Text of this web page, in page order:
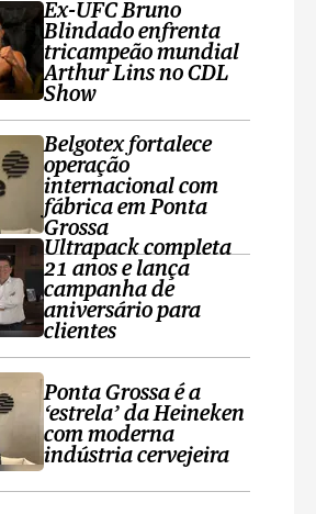
Ex-UFC Bruno
Blindado enfrenta
tricampeão mundial
Arthur Lins no CDL
Show
Belgotex fortalece
operação
internacional com
fábrica em Ponta
Grossa
Ultrapack completa
21 anos e lança
campanha de
aniversário para
clientes
Ponta Grossa é a
‘estrela’ da Heineken
com moderna
indústria cervejeira